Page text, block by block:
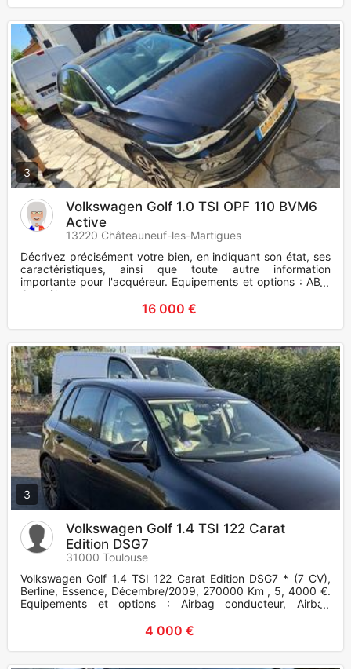
3
Volkswagen Golf 1.0 TSI OPF 110 BVM6
Active
13220 Châteauneuf-les-Martigues
Décrivez précisément votre bien, en indiquant son état, ses
caractéristiques, ainsi que toute autre information
importante pour l'acquéreur. Equipements et options : ABS,
Contrôle
16 000 €
3
Volkswagen Golf 1.4 TSI 122 Carat
Edition DSG7
31000 Toulouse
Volkswagen Golf 1.4 TSI 122 Carat Edition DSG7 * (7 CV),
Berline, Essence, Décembre/2009, 270000 Km , 5, 4000 €.
Equipements et options : Airbag conducteur, Airbag
frontaux, Régul
4 000 €